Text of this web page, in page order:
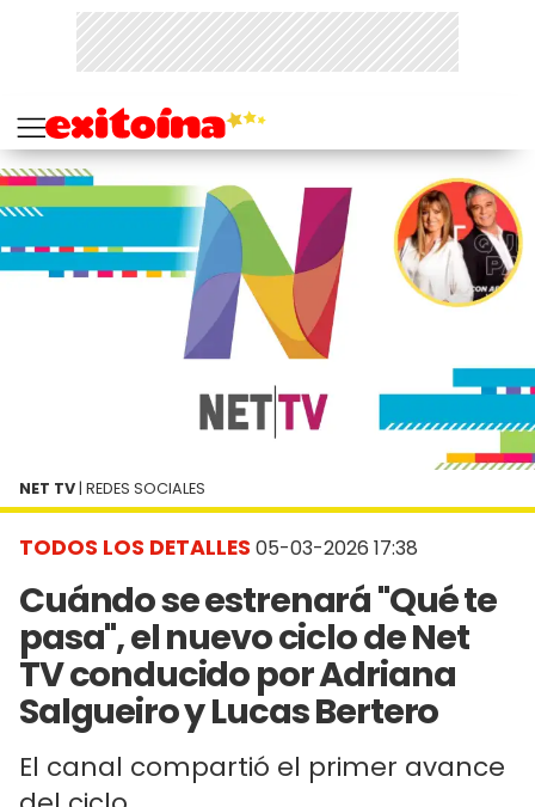
TODOS LOS DETALLES 05-03-2026 17:38
Cuándo se estrenará "Qué te
pasa", el nuevo ciclo de Net
TV conducido por Adriana
Salgueiro y Lucas Bertero
El canal compartió el primer avance
NET TV | REDES SOCIALES